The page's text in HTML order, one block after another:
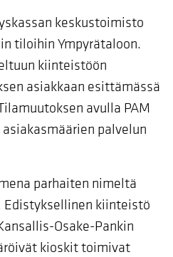
keskustoimisto
tiloihin Ympyrätaloon.
kiinteistöön
asiakkaan esittämässä
avulla PAM
palvelun
parhaiten nimeltä
kiinteistö
Osake-Pankin
kioskit toimivat